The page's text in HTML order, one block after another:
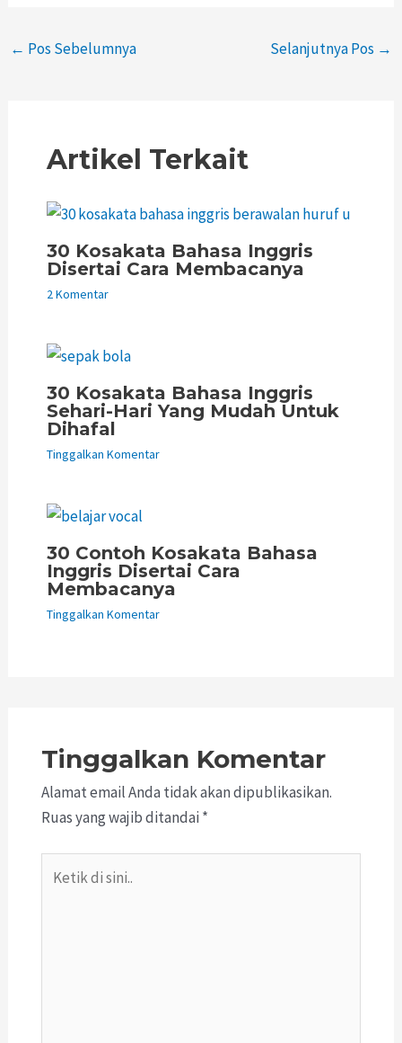
← Pos Sebelumnya Selanjutnya Pos →
Artikel Terkait
30 Kosakata Bahasa Inggris
Disertai Cara Membacanya
2 Komentar
30 Kosakata Bahasa Inggris
Sehari-Hari Yang Mudah Untuk
Dihafal
Tinggalkan Komentar
30 Contoh Kosakata Bahasa
Inggris Disertai Cara
Membacanya
Tinggalkan Komentar
Tinggalkan Komentar
Alamat email Anda tidak akan dipublikasikan.
Ruas yang wajib ditandai *